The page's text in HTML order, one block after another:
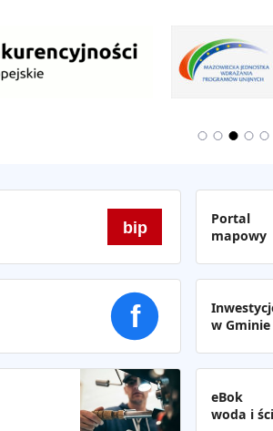
bip
Portal
mapowy
f
w Gminie
eBok
woda i